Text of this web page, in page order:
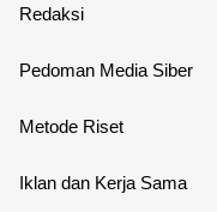
Redaksi
Pedoman Media Siber
Metode Riset
Iklan dan Kerja Sama